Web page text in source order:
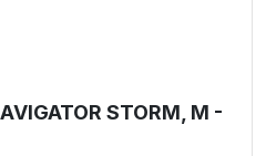
STORM, M -